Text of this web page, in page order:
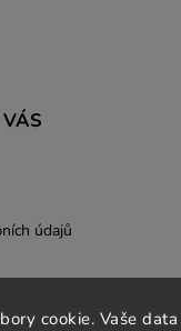
cookie. Vaše
údajů